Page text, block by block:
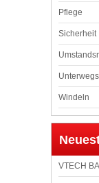
Pflege
Sicherheit
Unterwegs
Windeln
VTECH